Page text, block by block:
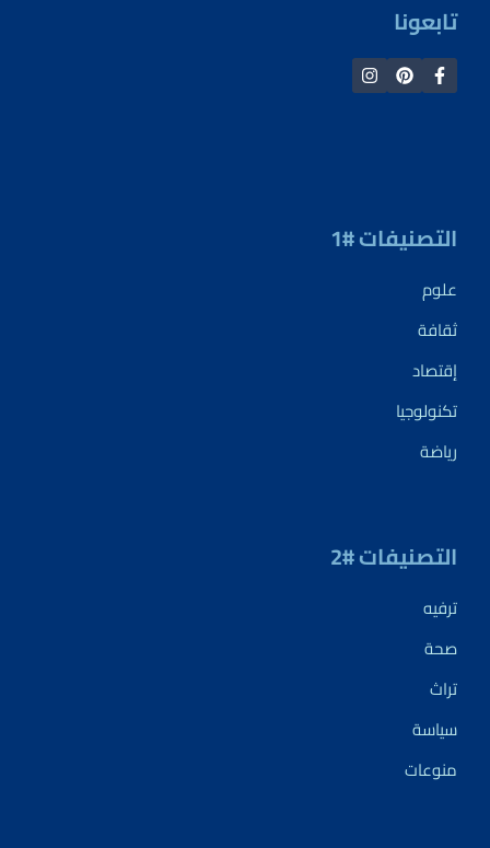
تابعونا
التصنيفات #1
علوم
ثقافة
إقتصاد
تكنولوجيا
رياضة
التصنيفات #2
ترفيه
صحة
تراث
سياسة
منوعات